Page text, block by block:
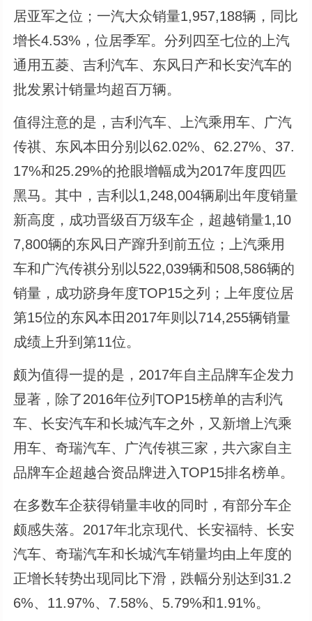
居亚军之位；一汽大众销量1,957,188辆，同比
增长4.53%，位居季军。分列四至七位的上汽
通用五菱、吉利汽车、东风日产和长安汽车的
批发累计销量均超百万辆。
值得注意的是，吉利汽车、上汽乘用车、广汽
传祺、东风本田分别以62.02%、62.27%、37.
17%和25.29%的抢眼增幅成为2017年度四匹
黑马。其中，吉利以1,248,004辆刷出年度销量
新高度，成功晋级百万级车企，超越销量1,10
7,800辆的东风日产蹿升到前五位；上汽乘用
车和广汽传祺分别以522,039辆和508,586辆的
销量，成功跻身年度TOP15之列；上年度位居
第15位的东风本田2017年则以714,255辆销量
成绩上升到第11位。
颇为值得一提的是，2017年自主品牌车企发力
显著，除了2016年位列TOP15榜单的吉利汽
车、长安汽车和长城汽车之外，又新增上汽乘
用车、奇瑞汽车、广汽传祺三家，共六家自主
品牌车企超越合资品牌进入TOP15排名榜单。
在多数车企获得销量丰收的同时，有部分车企
颇感失落。2017年北京现代、长安福特、长安
汽车、奇瑞汽车和长城汽车销量均由上年度的
正增长转势出现同比下滑，跌幅分别达到31.2
6%、11.97%、7.58%、5.79%和1.91%。